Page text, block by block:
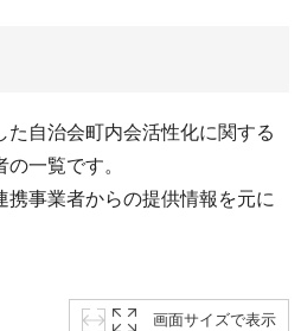
た自治会町内会活性化に関する
一覧です。
事業者からの提供情報を元に
画面サイズで表示